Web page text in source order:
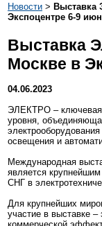
Новости > Выставка
Экспоцентре 6-9
Выставка
Москве в
04.06.2023
ЭЛЕКТРО – ключевая
уровня,
освещения и
Международная
является
СНГ в
Для крупнейших
участие в выставке –